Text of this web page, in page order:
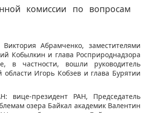
комиссии по вопросам
Абрамченко, заместителями
Кобылкин и глава Росприроднадзора
в частности, вошли руководитель
Игорь Кобзев и глава Бурятии
вице-президент РАН, Председатель
озера Байкал академик Валентин